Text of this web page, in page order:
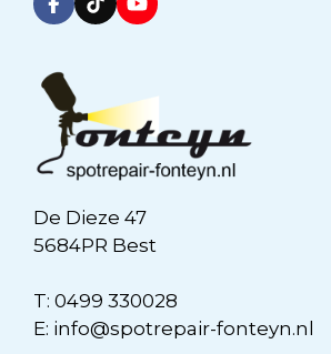
De Dieze 47
5684PR Best
T: 0499 330028
E: info@spotrepair-fonteyn.nl